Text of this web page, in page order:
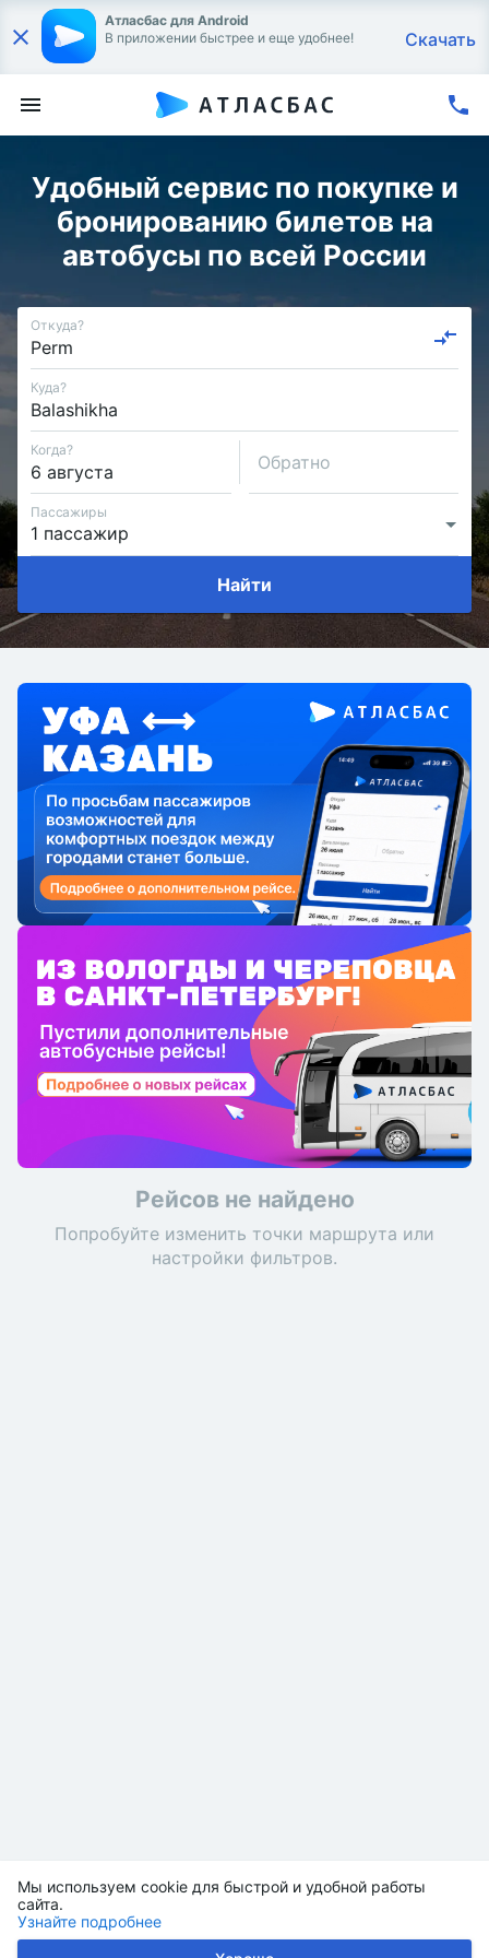
Мы используем cookie для быстрой и удобной работы
сайта.
Узнайте подробнее
Атласбас для Android
В приложении быстрее и еще удобнее!
Скачать
Удобный сервис по покупке и
бронированию билетов на
автобусы по всей России
Откуда?
Куда?
Когда?
Обратно
Пассажиры
Найти
Рейсов не найдено
Попробуйте изменить точки маршрута или
настройки фильтров.